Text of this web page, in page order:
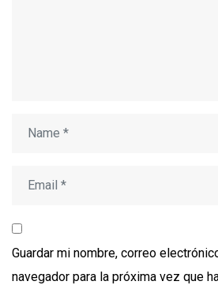
Guardar mi nombre, correo
navegador para la próxima vez que